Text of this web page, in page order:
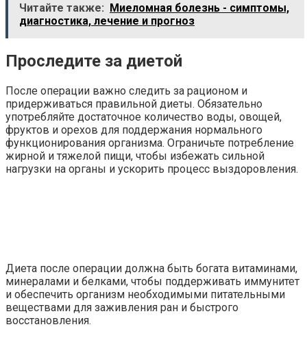
Читайте также: Миеломная болезнь - симптомы,
диагностика, лечение и прогноз
Проследите за диетой
После операции важно следить за рационом и
придерживаться правильной диеты. Обязательно
употребляйте достаточное количество воды, овощей,
фруктов и орехов для поддержания нормального
функционирования организма. Ограничьте потребление
жирной и тяжелой пищи, чтобы избежать сильной
нагрузки на органы и ускорить процесс выздоровления.
Диета после операции должна быть богата витаминами,
минералами и белками, чтобы поддерживать иммунитет
и обеспечить организм необходимыми питательными
веществами для заживления ран и быстрого
восстановления.